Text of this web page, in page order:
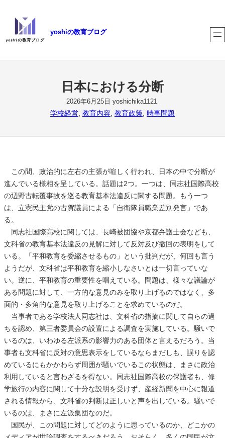
yoshiの教育ブログ
日本における分断
2026年6月25日 yoshichika1121
学校経営 教育内容 教育政策 時事問題
この間、政治的に左右の主張が喧しく行われ、日本の中で分断が
進んでいる様相を呈している。話題は2つ。一つは、同志社国際高校
の辺野古転覆事故を巡る教育基本法違反に関する問題。もう一つ
は、立憲民主党の古賀議員による「自衛隊員職業差別発言」であ
る。
同志社国際高校に関しては、長崎被団協や京都弁護士会なども、
文科省の教育基本法違反の見解に対して反対及び撤回の表明をして
いる。「平和教育を委縮させるもの」という批判だが、何回も言う
ようだが、文科省は平和教育を縮小しなさいとは一切言っていな
い。逆に、平和教育の重要性を唱えている。問題は、様々な議論が
ある問題に対して、一方的な意見のみを取り上げるのではなく、多
面的・多角的な意見を取り上げることを求めているのだ。
当事者である学校法人同志社は、文科省の指摘に関して自らの過
ちを認め、第三者委員会の設置による調査を実施している。騒いで
いるのは、いわゆる左派系の影響力のある団体と言えるだろう。当
事者も文科省に反対の意思表示をしているならまだしも、誤りを認
めているにもかかわらず周囲が騒いでいるこの状態は、まさに政治
利用していると言わざるを得ない。同志社国際高校の保護者も、修
学旅行の内容に関して十分な説明を受けず、産経新聞を中心に報道
される情報から、文科省の判断は正しいと声を出している。騒いで
いるのは、まさに左派集団なのだ。
国民が、この問題に対してどのように思っているのか、どこかの